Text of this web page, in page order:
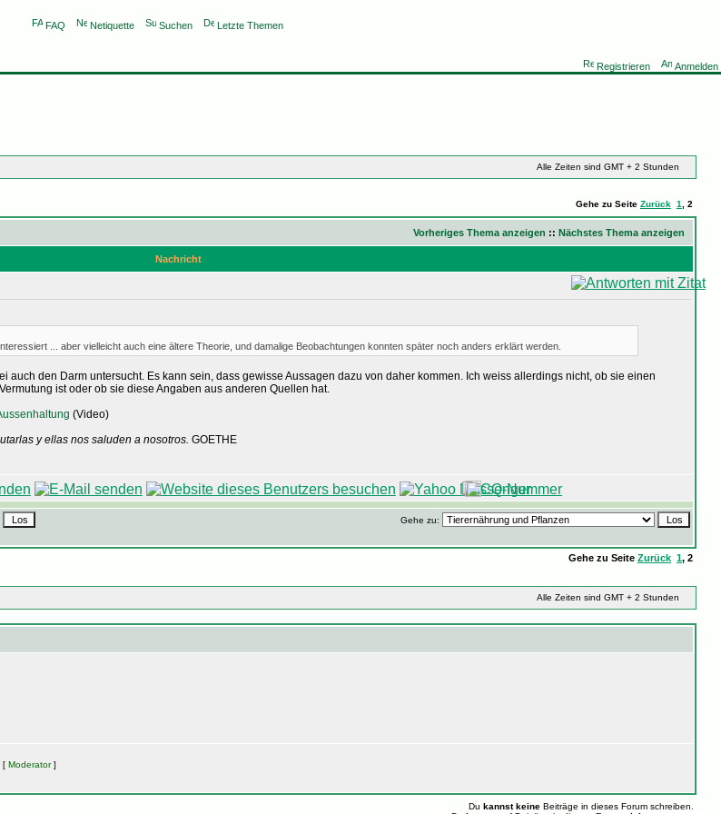
FAQ Netiquette Suchen Letzte Themen
Registrieren Anmelden
Alle Zeiten sind GMT + 2 Stunden
Gehe zu Seite Zurück 1 2
Vorheriges Thema anzeigen :: Nächstes Thema anzeigen
Nachricht
... aber vielleicht auch eine ältere Theorie, und damalige Beobachtungen konnten später noch anders erklärt werden.
auch den Darm untersucht. Es kann sein, dass gewisse Aussagen dazu von daher kommen. Ich weiss allerdings nicht, ob sie einen
ist oder ob sie diese Angaben aus anderen Quellen hat.
(Video)
y ellas nos saluden a nosotros. GOETHE
Gehe zu:
Gehe zu Seite Zurück 1, 2
Alle Zeiten sind GMT + 2 Stunden
Moderator]
Du kannst keine Beiträge in dieses Forum schreiben.